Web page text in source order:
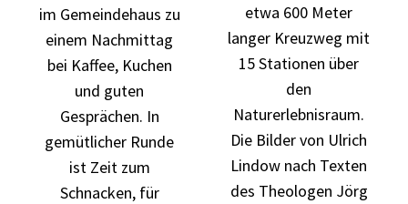
im Gemeindehaus zu
einem Nachmittag
bei Kaffee, Kuchen
und guten
Gesprächen. In
gemütlicher Runde
ist Zeit zum
Schnacken, für
etwa 600 Meter
langer Kreuzweg mit
15 Stationen über
den
Naturerlebnisraum.
Die Bilder von Ulrich
Lindow nach Texten
des Theologen Jörg